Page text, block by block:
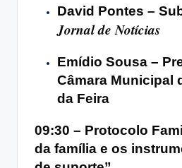
David Pontes –
Jornal de Notícias
Emídio Sousa –
Câmara Municipal
da Feira
09:30 – Protocolo
da família e os